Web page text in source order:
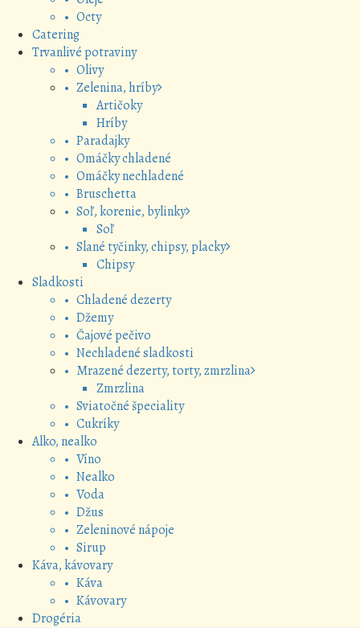
• Octy
Catering
Trvanlivé potraviny
• Olivy
• Zelenina, hríby
Artičoky
Hríby
• Paradajky
• Omáčky chladené
• Omáčky nechladené
• Bruschetta
• Soľ, korenie, bylinky
Soľ
• Slané tyčinky, chipsy, placky
Chipsy
Sladkosti
• Chladené dezerty
• Džemy
• Čajové pečivo
• Nechladené sladkosti
• Mrazené dezerty, torty, zmrzlina
Zmrzlina
• Sviatočné špeciality
• Cukríky
Alko, nealko
• Víno
• Nealko
• Voda
• Džus
• Zeleninové nápoje
• Sirup
Káva, kávovary
• Káva
• Kávovary
Drogéria